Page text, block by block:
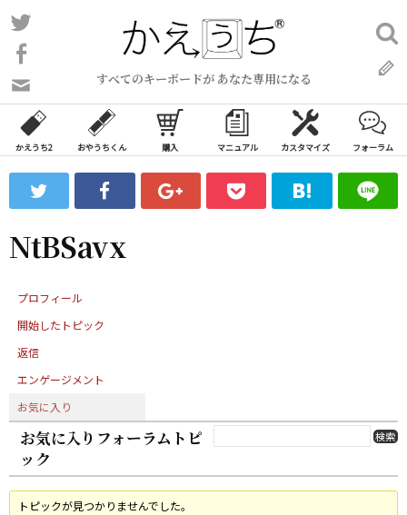
コ
ン
ン
ツ
ス
ッ
プ
すべてのキーボードが あなた専用になる
い
合
わ
フ
ォ
検
索:
かえうち2 おやうちくん 購入 マニュアル カスタマイズ フォーラム
NtBSavx
プロフィール
開始したトピック
返信
エンゲージメント
お気に入り
お気に入りフォーラムトピ
ック
トピックが見つかりませんでした。